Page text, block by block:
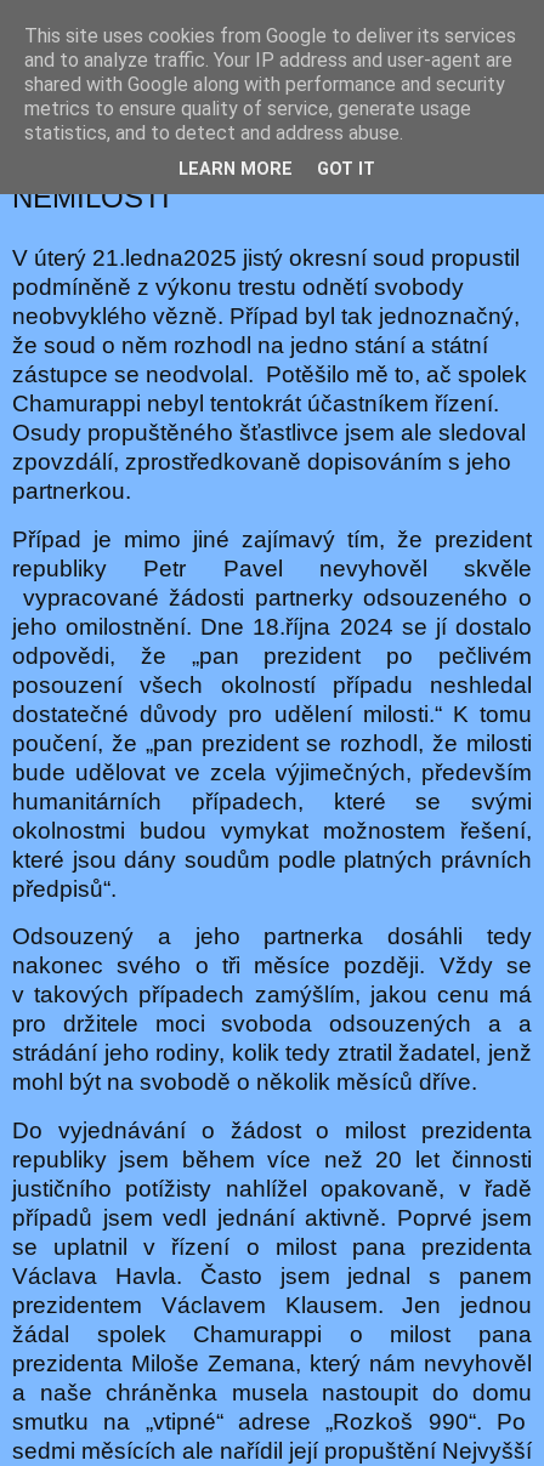
JEMELIK ZDENĚK
úterý 21. ledna 2025
NA SVOBODĚ NAVZDORY
NEMILOSTI
V úterý 21.ledna2025 jistý okresní soud propustil
podmíněně z výkonu trestu odnětí svobody
neobvyklého vězně. Případ byl tak jednoznačný,
že soud o něm rozhodl na jedno stání a státní
zástupce se neodvolal. Potěšilo mě to, ač spolek
Chamurappi nebyl tentokrát účastníkem řízení.
Osudy propuštěného šťastlivce jsem ale sledoval
zpovzdálí, zprostředkovaně dopisováním s jeho
partnerkou.
Případ je mimo jiné zajímavý tím, že prezident
republiky Petr Pavel nevyhověl skvěle
vypracované žádosti partnerky odsouzeného o
jeho omilostnění. Dne 18.října 2024 se jí dostalo
odpovědi, že „pan prezident po pečlivém
posouzení všech okolností případu neshledal
dostatečné důvody pro udělení milosti.“ K tomu
poučení, že „pan prezident se rozhodl, že milosti
bude udělovat ve zcela výjimečných, především
humanitárních případech, které se svými
okolnostmi budou vymykat možnostem řešení,
které jsou dány soudům podle platných právních
předpisů“.
Odsouzený a jeho partnerka dosáhli tedy
nakonec svého o tři měsíce později. Vždy se
v takových případech zamýšlím, jakou cenu má
pro držitele moci svoboda odsouzených a a
strádání jeho rodiny, kolik tedy ztratil žadatel, jenž
mohl být na svobodě o několik měsíců dříve.
Do vyjednávání o žádost o milost prezidenta
republiky jsem během více než 20 let činnosti
justičního potížisty nahlížel opakovaně, v řadě
případů jsem vedl jednání aktivně. Poprvé jsem
se uplatnil v řízení o milost pana prezidenta
Václava Havla. Často jsem jednal s panem
prezidentem Václavem Klausem. Jen jednou
žádal spolek Chamurappi o milost pana
prezidenta Miloše Zemana, který nám nevyhověl
a naše chráněnka musela nastoupit do domu
smutku na „vtipné“ adrese „Rozkoš 990“. Po
sedmi měsících ale nařídil její propuštění Nejvyšší
This site uses cookies from Google to deliver its services
and to analyze traffic. Your IP address and user-agent are
shared with Google along with performance and security
metrics to ensure quality of service, generate usage
statistics, and to detect and address abuse.
LEARN MORE GOT IT